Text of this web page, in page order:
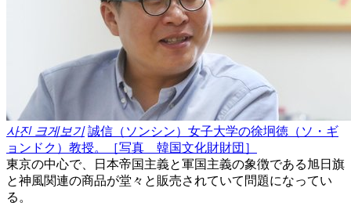
사진 크게보기 誠信（ソンシン）女子大学の徐坰徳（ソ・ギ
ョンドク）教授。［写真 韓国文化財財団］
東京の中心で、日本帝国主義と軍国主義の象徴である旭日旗
と神風関連の商品が堂々と販売されていて問題になってい
る。